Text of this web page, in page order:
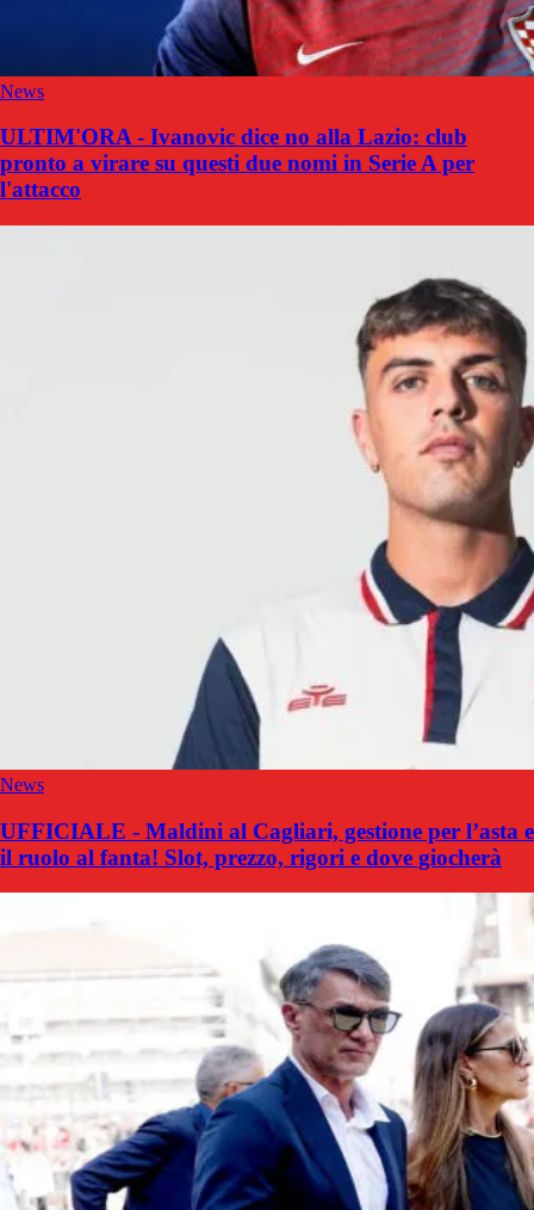
News
ULTIM'ORA - Ivanovic dice no alla Lazio: club
pronto a virare su questi due nomi in Serie A per
l'attacco
News
UFFICIALE - Maldini al Cagliari, gestione per l’asta e
il ruolo al fanta! Slot, prezzo, rigori e dove giocherà